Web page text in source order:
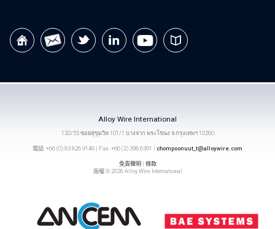
Alloy Wire International
120/55 ซอยสุขุมวิท 101/1 บางจาก พระโขนง จ.กรุงเทพฯ 10260
電話: +66 (0) 83 826 9146 | Fax: +66 (2) 398 6391 | chompoonuut_t@alloywire.com
免責聲明 | 條款
版權 © 2026 Alloy Wire International